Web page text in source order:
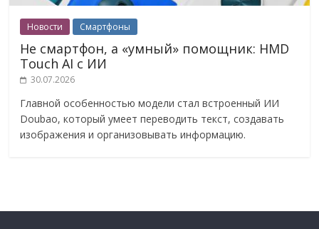
Новости Смартфоны
Не смартфон, а «умный» помощник: HMD
Touch AI с ИИ
30.07.2026
Главной особенностью модели стал встроенный ИИ
Doubao, который умеет переводить текст, создавать
изображения и организовывать информацию.